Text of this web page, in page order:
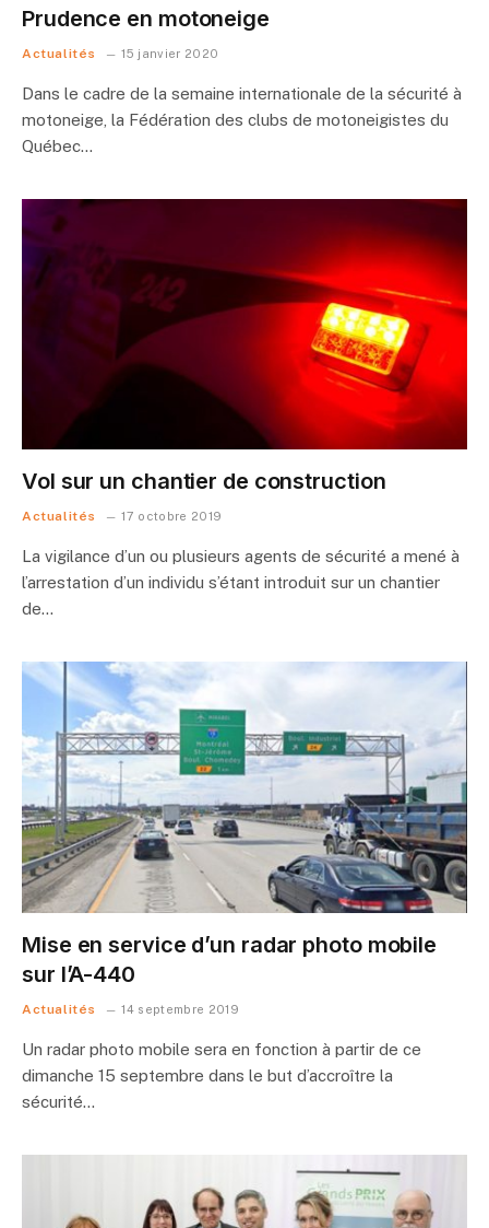
Prudence en motoneige
Actualités 15 janvier 2020
Dans le cadre de la semaine internationale de la sécurité à
motoneige, la Fédération des clubs de motoneigistes du
Québec…
Vol sur un chantier de construction
Actualités 17 octobre 2019
La vigilance d’un ou plusieurs agents de sécurité a mené à
l’arrestation d’un individu s’étant introduit sur un chantier
de…
Mise en service d’un radar photo mobile
sur l’A-440
Actualités 14 septembre 2019
Un radar photo mobile sera en fonction à partir de ce
dimanche 15 septembre dans le but d’accroître la
sécurité…